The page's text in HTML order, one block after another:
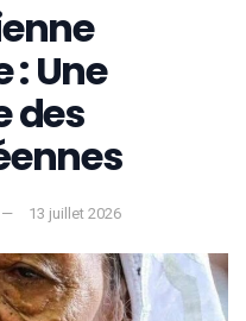
: Une
des
13 juillet 2026